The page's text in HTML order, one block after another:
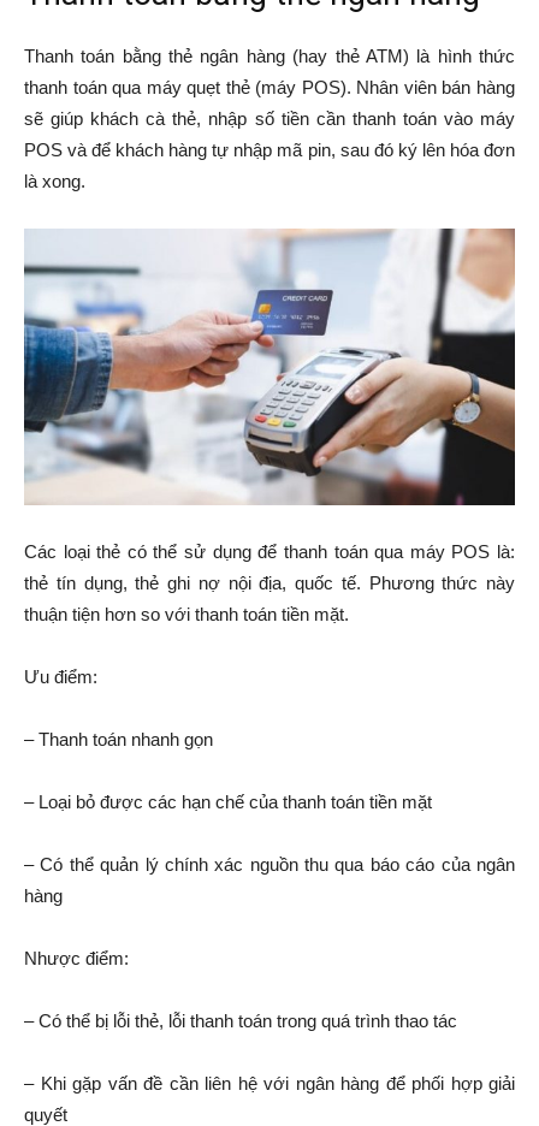
Thanh toán bằng thẻ ngân hàng (hay thẻ ATM) là hình thức
thanh toán qua máy quẹt thẻ (máy POS). Nhân viên bán hàng
sẽ giúp khách cà thẻ, nhập số tiền cần thanh toán vào máy
POS và để khách hàng tự nhập mã pin, sau đó ký lên hóa đơn
là xong.
Các loại thẻ có thể sử dụng để thanh toán qua máy POS là:
thẻ tín dụng, thẻ ghi nợ nội địa, quốc tế. Phương thức này
thuận tiện hơn so với thanh toán tiền mặt.
Ưu điểm:
– Thanh toán nhanh gọn
– Loại bỏ được các hạn chế của thanh toán tiền mặt
– Có thể quản lý chính xác nguồn thu qua báo cáo của ngân
hàng
Nhược điểm:
– Có thể bị lỗi thẻ, lỗi thanh toán trong quá trình thao tác
– Khi gặp vấn đề cần liên hệ với ngân hàng để phối hợp giải
quyết